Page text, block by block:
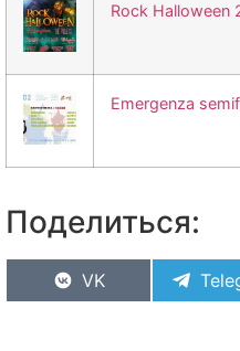
Rock Halloween
Emergenza
Поделиться:
VK